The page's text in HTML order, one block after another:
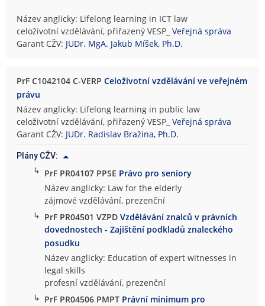
Název anglicky: Lifelong learning in ICT law
celoživotní vzdělávání, přiřazený VESP_Veřejná správa
Garant CŽV: JUDr. MgA. Jakub Míšek, Ph.D.
PrF C1042104 C-VERPCeloživotní vzdělávání ve veřejném
právu
Název anglicky: Lifelong learning in public law
celoživotní vzdělávání, přiřazený VESP_Veřejná správa
Garant CŽV: JUDr. Radislav Bražina, Ph.D.
Plány CŽV:
↳ PrF PR04107 PPSE Právo pro seniory
Název anglicky: Law for the elderly
zájmové vzdělávání, prezenční
↳ PrF PR04501 VZPDVzdělávání znalců v právních
dovednostech - Zajištění podkladů znaleckého
posudku
Název anglicky: Education of expert witnesses in
legal skills
profesní vzdělávání, prezenční
↳ PrF PR04506 PMPT Právní minimum pro